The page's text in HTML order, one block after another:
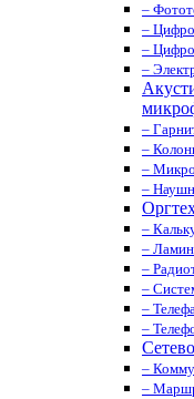
–
–
–
–
–
–
–
–
–
–
–
–
–
–
–
–